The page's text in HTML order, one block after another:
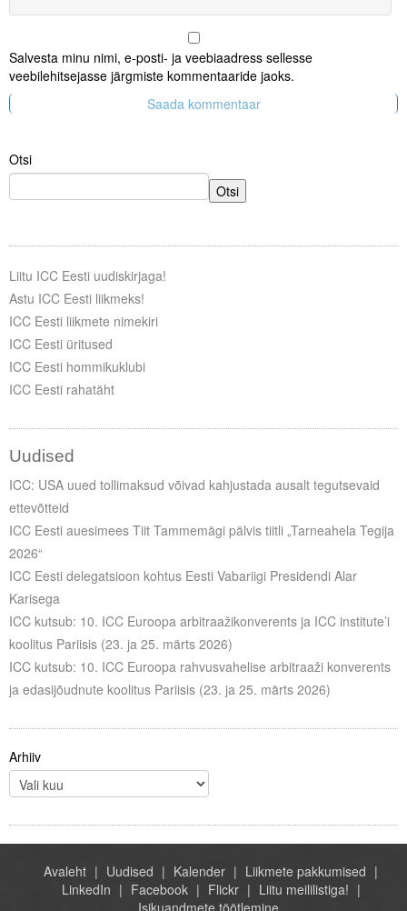
Salvesta minu nimi, e-posti- ja veebiaadress sellesse
veebilehitsejasse järgmiste kommentaaride jaoks.
Otsi
Otsi
Liitu ICC Eesti uudiskirjaga!
Astu ICC Eesti liikmeks!
ICC Eesti liikmete nimekiri
ICC Eesti üritused
ICC Eesti hommikuklubi
ICC Eesti rahatäht
Uudised
ICC: USA uued tollimaksud võivad kahjustada ausalt tegutsevaid
ettevõtteid
ICC Eesti auesimees Tiit Tammemägi pälvis tiitli „Tarneahela Tegija
2026“
ICC Eesti delegatsioon kohtus Eesti Vabariigi Presidendi Alar
Karisega
ICC kutsub: 10. ICC Euroopa arbitraažikonverents ja ICC institute’i
koolitus Pariisis (23. ja 25. märts 2026)
ICC kutsub: 10. ICC Euroopa rahvusvahelise arbitraaži konverents
ja edasijõudnute koolitus Pariisis (23. ja 25. märts 2026)
Arhiiv
Avaleht Uudised Kalender
Liikmete pakkumised
LinkedIn
Facebook Flickr
Liitu meililistiga!